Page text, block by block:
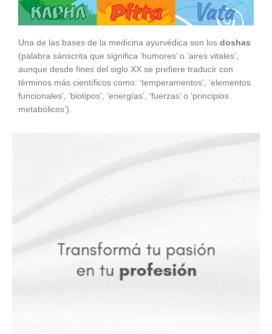
Una de las bases de la medicina ayurvédica son los doshas
(palabra sánscrita que significa ‘humores’ o ‘aires vitales’,
aunque desde fines del siglo XX se prefiere traducir con
términos más científicos como: ‘temperamentos’, ‘elementos
funcionales’, ‘biotipos’, ‘energías’, ‘fuerzas’ o ‘principios
metabólicos’).